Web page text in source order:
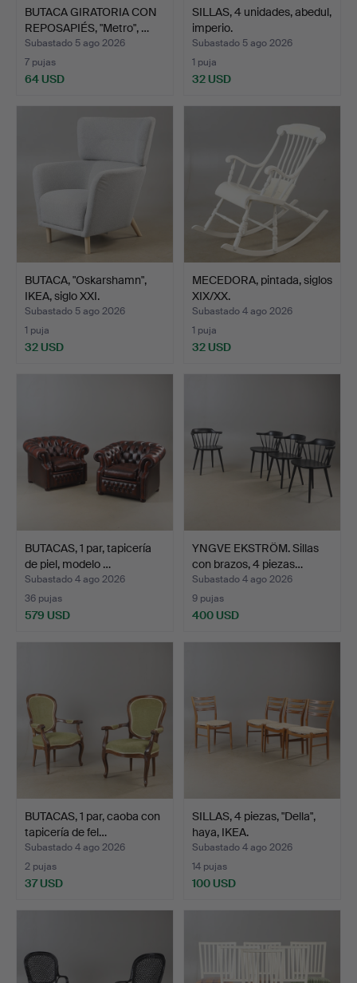
BUTACA GIRATORIA CON
REPOSAPIÉS, "Metro", …
Subastado 5 ago 2026
7 pujas
64 USD
SILLAS, 4 unidades, abedul,
imperio.
Subastado 5 ago 2026
1 puja
32 USD
BUTACA, "Oskarshamn",
IKEA, siglo XXI.
Subastado 5 ago 2026
1 puja
32 USD
MECEDORA, pintada, siglos
XIX/XX.
Subastado 4 ago 2026
1 puja
32 USD
BUTACAS, 1 par, tapicería
de piel, modelo …
Subastado 4 ago 2026
36 pujas
579 USD
YNGVE EKSTRÖM. Sillas
con brazos, 4 piezas…
Subastado 4 ago 2026
9 pujas
400 USD
BUTACAS, 1 par, caoba con
tapicería de fel…
Subastado 4 ago 2026
2 pujas
37 USD
SILLAS, 4 piezas, "Della",
haya, IKEA.
Subastado 4 ago 2026
14 pujas
100 USD